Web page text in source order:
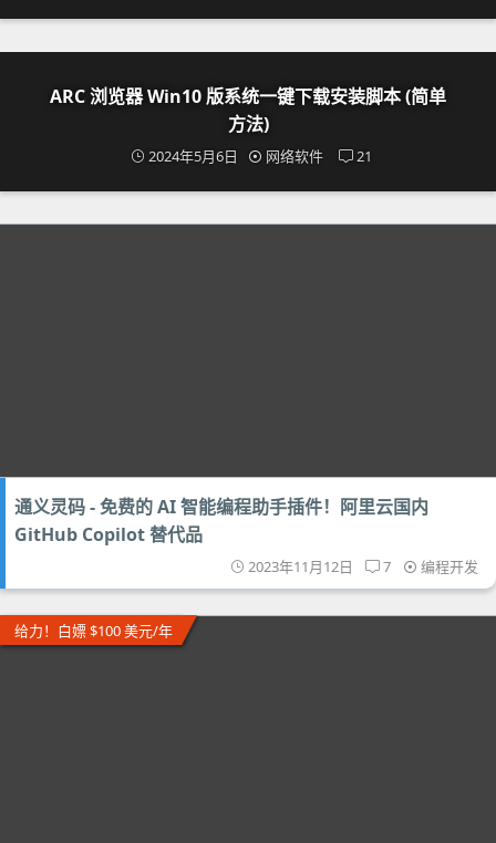
ARC 浏览器 Win10 版系统一键下载安装脚本 (简单
方法)
2024年5月6日 网络软件 21
通义灵码 - 免费的 AI 智能编程助手插件！阿里云国内
GitHub Copilot 替代品
2023年11月12日 7 编程开发
给力！白嫖 $100 美元/年